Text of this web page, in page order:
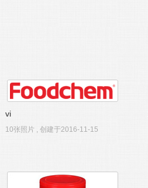
vi
10张照片 , 创建于2016-11-15